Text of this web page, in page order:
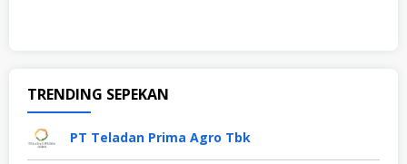
TRENDING SEPEKAN
PT Teladan Prima Agro Tbk